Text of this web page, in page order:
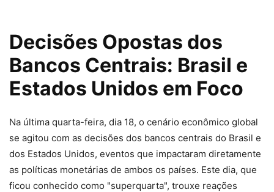
Decisões Opostas dos
Bancos Centrais: Brasil e
Estados Unidos em Foco
Na última quarta-feira, dia 18, o cenário econômico global
se agitou com as decisões dos bancos centrais do Brasil e
dos Estados Unidos, eventos que impactaram diretamente
as políticas monetárias de ambos os países. Este dia, que
ficou conhecido como "superquarta", trouxe reações